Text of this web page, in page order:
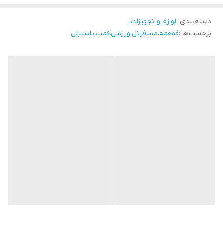
دسته‌بندی: لوازم و تجهیزات
برچسب‌ها :قمقمه،مسافرتی،ورزشی،کمپ،پاستیلی